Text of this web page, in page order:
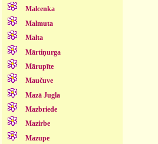
Malcenka
Malmuta
Malta
Mārtiņurga
Mārupīte
Maučuve
Mazā Jugla
Mazbriede
Mazirbe
Mazupe